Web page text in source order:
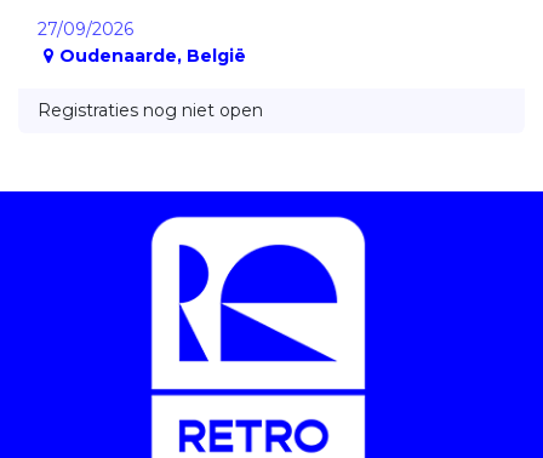
27/09/2026
Oudenaarde, België
Registraties nog niet open